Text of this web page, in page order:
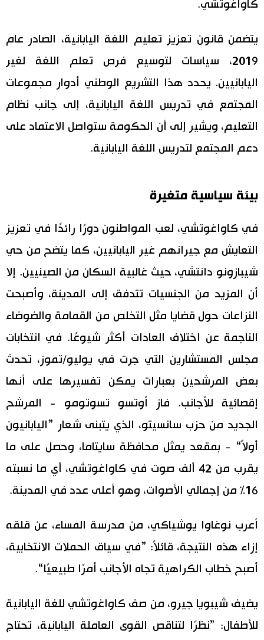
كاواغوتشي.
يتضمن قانون تعزيز تعليم اللغة اليابانية، الصادر عام
2019، سياسات لتوسيع فرص تعلم اللغة لغير
اليابانيين. يحدد هذا التشريع الوطني أدوار مجموعات
المجتمع في تدريس اللغة اليابانية، إلى جانب نظام
التعليم، ويشير إلى أن الحكومة ستواصل الاعتماد على
دعم المجتمع لتدريس اللغة اليابانية.
بيئة سياسية متغيرة
في كاواغوتشي، لعب المواطنون دورًا رائدًا في تعزيز
التعايش مع جيرانهم غير اليابانيين، كما يتضح من حي
شيبازونو دانتشي، حيث غالبية السكان من الصينيين. إلا
أن المزيد من الجنسيات تتدفق إلى المدينة، وأصبحت
النزاعات حول قضايا مثل التخلص من القمامة والضوضاء
الناجمة عن اختلاف العادات أكثر شيوعًا. في انتخابات
مجلس المستشارين التي جرت في يوليو/تموز، تحدث
بعض المرشحين بعبارات يمكن تفسيرها على أنها
إقصائية للأجانب. فاز أوتسو تسوتومو - المرشح
الجديد من حزب سانسيتو، الذي يتبنى شعار ”اليابانيون
أولاً“ - بمقعد يمثل محافظة سايتاما، وحصل على ما
يقرب من 42 ألف صوت في كاواغوتشي، أي ما نسبته
16% من إجمالي الأصوات، وهو أعلى عدد في المدينة.
أعرب نوغاوا يوشياكي، من مدرسة المساء، عن قلقه
إزاء هذه النتيجة، قائلاً: ”في سياق الحملات الانتخابية،
أصبح خطاب الكراهية تجاه الأجانب أمرًا طبيعيًا“.
يضيف شيبويا جيرو، من صف كاواغوتشي للغة اليابانية
للأطفال: ”نظرًا لتناقص القوى العاملة اليابانية، تحتاج